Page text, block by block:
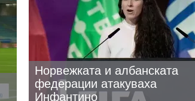
Норвежката и албанската
федерации атакуваха
Инфантино